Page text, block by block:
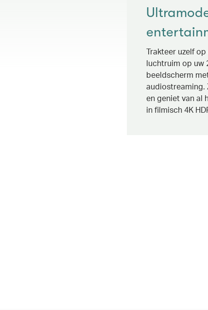
Trakteer uzelf
luchtruim op uw
beeldscherm
audiostreaming.
en geniet van al
in filmisch 4K